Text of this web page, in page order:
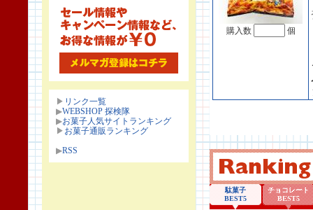
▶ リンク一覧
▶WEBSHOP 探検隊
▶お菓子人気サイトランキング
▶ お菓子通販ランキング
▶RSS
購入数 個